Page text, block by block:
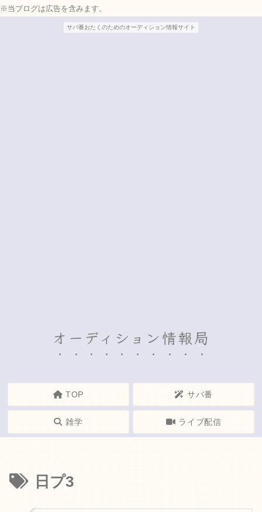
※当ブログは広告を含みます。
サバ番おたくのためのオーディション情報サイト
オーディション情報局
TOP サバ番
雑学 ライブ配信
日プ3